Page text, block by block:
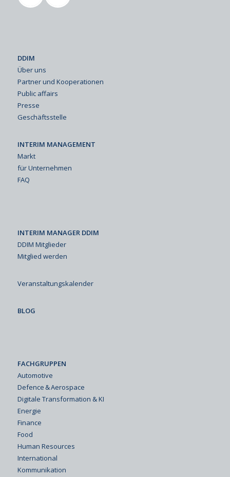
DDIM
Über uns
Partner und Kooperationen
Public affairs
Presse
Geschäftsstelle
INTERIM MANAGEMENT
Markt
für Unternehmen
FAQ
INTERIM MANAGER DDIM
DDIM Mitglieder
Mitglied werden
Veranstaltungskalender
BLOG
FACHGRUPPEN
Automotive
Defence & Aerospace
Digitale Transformation & KI
Energie
Finance
Food
Human Resources
International
Kommunikation